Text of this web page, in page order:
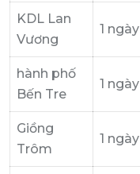
KDL Lan
Vương
1 ngày
hành phố
Bến Tre
1 ngày
Giồng
Trôm
1 ngày